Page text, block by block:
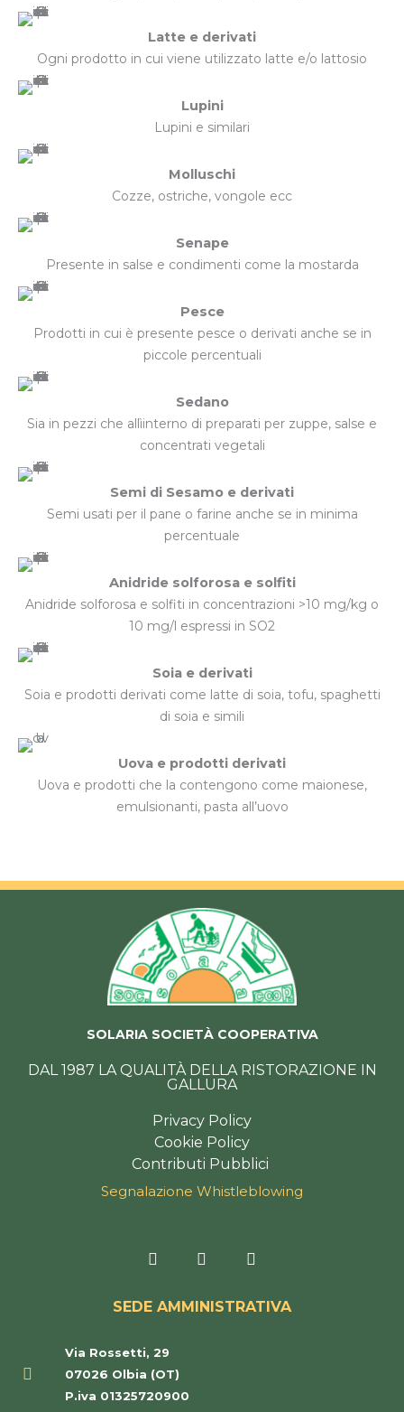
Latte e derivati
Ogni prodotto in cui viene utilizzato latte e/o lattosio
Lupini
Lupini e similari
Molluschi
Cozze, ostriche, vongole ecc
Senape
Presente in salse e condimenti come la mostarda
Pesce
Prodotti in cui è presente pesce o derivati anche se in
piccole percentuali
Sedano
Sia in pezzi che allìinterno di preparati per zuppe, salse e
concentrati vegetali
Semi di Sesamo e derivati
Semi usati per il pane o farine anche se in minima
percentuale
Anidride solforosa e solfiti
Anidride solforosa e solfiti in concentrazioni >10 mg/kg o
10 mg/l espressi in SO2
Soia e derivati
Soia e prodotti derivati come latte di soia, tofu, spaghetti
di soia e simili
Uova e prodotti derivati
Uova e prodotti che la contengono come maionese,
emulsionanti, pasta all’uovo
SOLARIA SOCIETÀ COOPERATIVA
DAL 1987 LA QUALITÀ DELLA RISTORAZIONE IN
GALLURA
Privacy Policy
Cookie Policy
Contributi Pubblici
Segnalazione Whistleblowing
a
b
k
-
f
n
a
r
a
SEDE AMMINISTRATIVA
Via Rossetti, 29
07026 Olbia (OT)
P.iva 01325720900